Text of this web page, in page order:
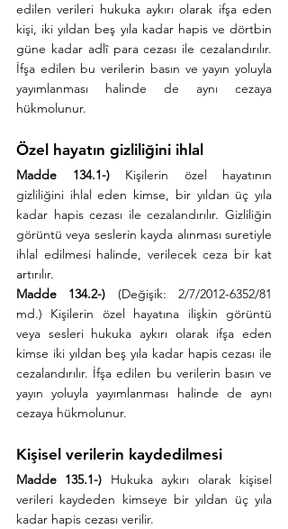
edilen verileri hukuka aykırı olarak ifşa eden
kişi, iki yıldan beş yıla kadar hapis ve dörtbin
güne kadar adlî para cezası ile cezalandırılır.
İfşa edilen bu verilerin basın ve yayın yoluyla
yayımlanması halinde de aynı cezaya
hükmolunur.
Özel hayatın gizliliğini ihlal
Madde 134.1-) Kişilerin özel hayatının
gizliliğini ihlal eden kimse, bir yıldan üç yıla
kadar hapis cezası ile cezalandırılır. Gizliliğin
görüntü veya seslerin kayda alınması suretiyle
ihlal edilmesi halinde, verilecek ceza bir kat
artırılır.
Madde 134.2-) (Değişik: 2/7/2012-6352/81
md.) Kişilerin özel hayatına ilişkin görüntü
veya sesleri hukuka aykırı olarak ifşa eden
kimse iki yıldan beş yıla kadar hapis cezası ile
cezalandırılır. İfşa edilen bu verilerin basın ve
yayın yoluyla yayımlanması halinde de aynı
cezaya hükmolunur.
Kişisel verilerin kaydedilmesi
Madde 135.1-) Hukuka aykırı olarak kişisel
verileri kaydeden kimseye bir yıldan üç yıla
kadar hapis cezası verilir.